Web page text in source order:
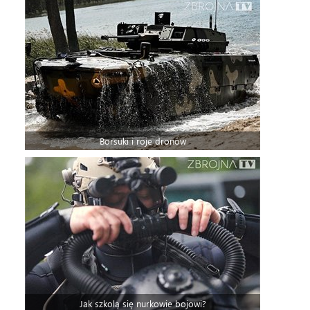
Borsuki i roje dronów
Jak szkolą się nurkowie bojowi?